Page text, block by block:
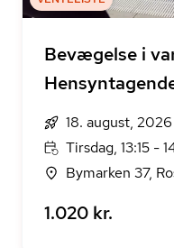
Bevægelse i
18. august, 2026
Tirsdag, 13:15 -
Bymarken 37,
1.020 kr.